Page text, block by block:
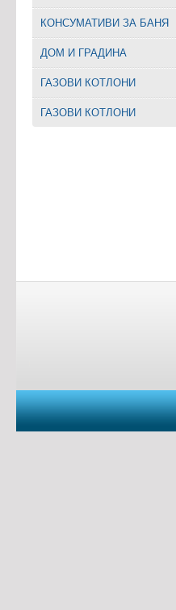
КОНСУМАТИВИ ЗА БАНЯ
ДОМ И ГРАДИНА
ГАЗОВИ КОТЛОНИ
ГАЗОВИ КОТЛОНИ